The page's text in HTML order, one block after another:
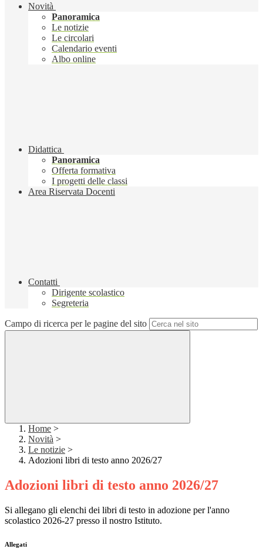
Novità
Panoramica
Le notizie
Le circolari
Calendario eventi
Albo online
Didattica
Panoramica
Offerta formativa
I progetti delle classi
Area Riservata Docenti
Contatti
Dirigente scolastico
Segreteria
Campo di ricerca per le pagine del sito
Home >
Novità >
Le notizie >
Adozioni libri di testo anno 2026/27
Adozioni libri di testo anno 2026/27
Si allegano gli elenchi dei libri di testo in adozione per l'anno
scolastico 2026-27 presso il nostro Istituto.
Allegati